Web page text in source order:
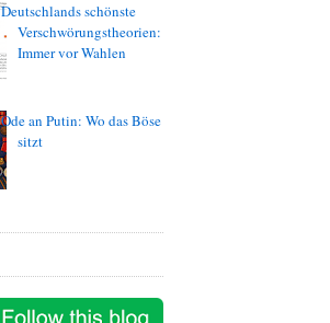
Deutschlands schönste
Verschwörungstheorien:
Immer vor Wahlen
Ode an Putin: Wo das Böse
sitzt